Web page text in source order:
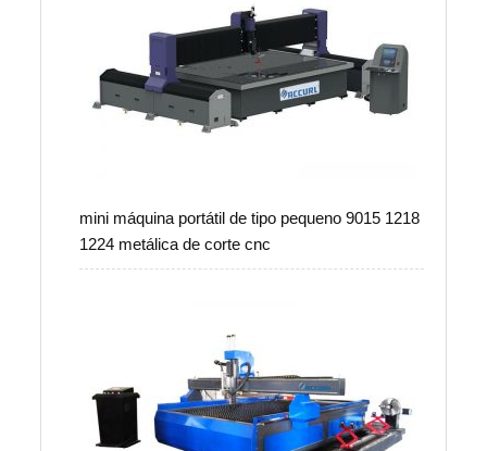
mini máquina portátil de tipo pequeno 9015 1218
1224 metálica de corte cnc